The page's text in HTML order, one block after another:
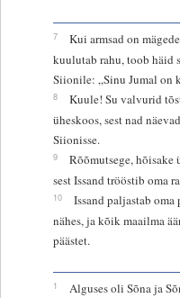
7
Kui armsad on
kuulutab rahu, toob häid
Siionile: „Sinu Jumal on
8
Kuule! Su valvurid
üheskoos, sest nad
Siionisse.
9
Rõõmutsege, hõisake
sest Issand trööstib oma
10
Issand paljastab
nähes, ja kõik maailma
päästet.
1
Alguses oli Sõna ja